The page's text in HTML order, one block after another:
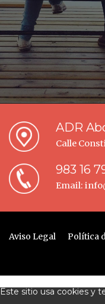
ADR
Calle
983 16
Email:
Aviso Legal
Política
Este sitio usa cookies y